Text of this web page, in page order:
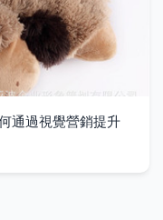
通過視覺營銷提升